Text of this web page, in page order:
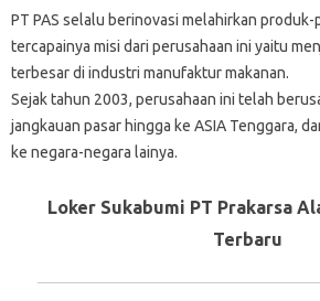
PT PAS selalu berinovasi melahirkan
tercapainya misi dari perusahaan ini yaitu
terbesar di industri manufaktur makanan.
Sejak tahun 2003, perusahaan ini telah
jangkauan pasar hingga ke ASIA Tenggara,
ke negara-negara lainya.
Loker Sukabumi PT Prakarsa
Terbaru